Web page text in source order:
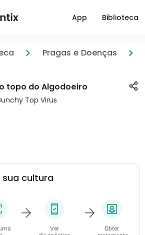
App Biblioteca
Pragas e Doenças
topo do Algodoeiro
Top Virus
sua cultura
Ver
Obter